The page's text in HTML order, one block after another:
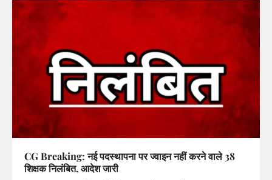
CG Breaking: नई पदस्थापना पर ज्वाइन नहीं करने वाले 38
शिक्षक निलंबित, आदेश जारी